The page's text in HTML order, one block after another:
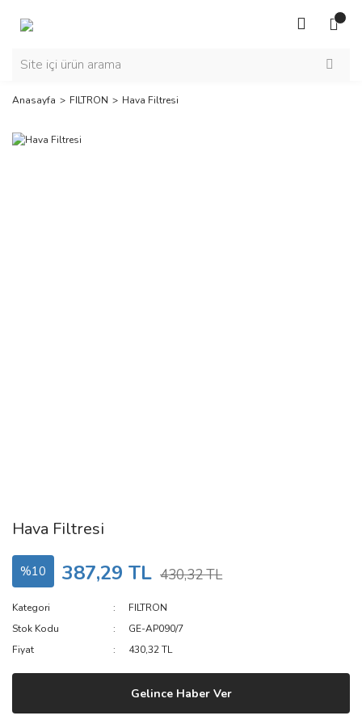
Anasayfa FILTRON Hava Filtresi
Hava Filtresi
%10 387,29 TL 430,32 TL
Kategori
FILTRON
Stok Kodu
GE-AP090/7
Fiyat
430,32 TL
Gelince Haber Ver